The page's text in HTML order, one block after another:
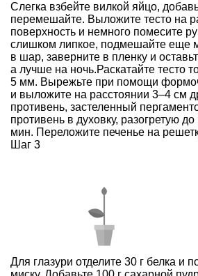
Слегка взбейте вилкой яйцо,
перемешайте. Выложите тесто на
поверхность и немного помесите
слишком липкое, подмешайте еще
в шар, заверните в пленку и
а лучше на ночь.Раскатайте тесто
5 мм. Вырежьте при помощи
и выложите на расстоянии 3–4 см
противень, застеленный
противень в духовку, разогретую
мин. Переложите печенье на
Шаг 3
Для глазури отделите 30 г белка и